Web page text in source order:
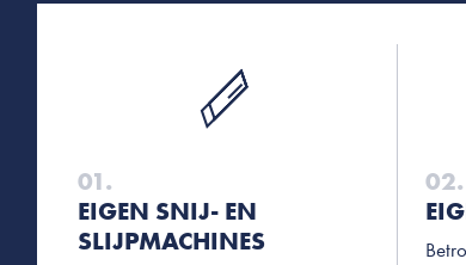
01.
EIGEN SNIJ- EN
SLIJPMACHINES
02.